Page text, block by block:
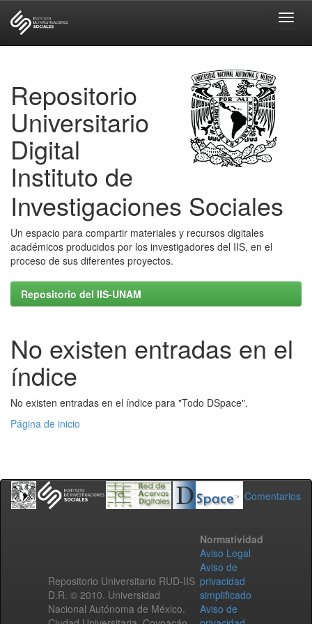
Repositorio
Universitario
Digital
Instituto de
Investigaciones Sociales
Un espacio para compartir materiales y recursos digitales
académicos producidos por los investigadores del IIS, en el
proceso de sus diferentes proyectos.
Repositorio del IIS-UNAM
No existen entradas en el
índice
No existen entradas en el índice para "Todo DSpace".
Página de inicio
Comentarios
Repositorio Universitario RUD-IIS
D.R. © 2010. Universidad
Nacional Autónoma de México.
Normatividad
Aviso Legal
Aviso de
privacidad
simplificado
Aviso de